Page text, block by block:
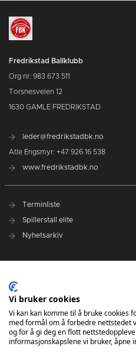
Fredrikstad Ballklubb
Org nr: 983 673 511
Torsnesveien 12
1630 GAMLE FREDRIKSTAD
leder@fredrikstadbk.no
Atle Engsmyr: +47 926 16 538
www.fredrikstadbk.no
Terminliste
Spillerstall elite
Nyhetsarkiv
Instagram Elite
Instagram Rekrutt
Facebook
Vi bruker cookies
Vi kan kan komme til å bruke cookies
med formål om å forbedre nettstedet
og for å gi deg en flott
informasjonskapslene vi bruker, åpne